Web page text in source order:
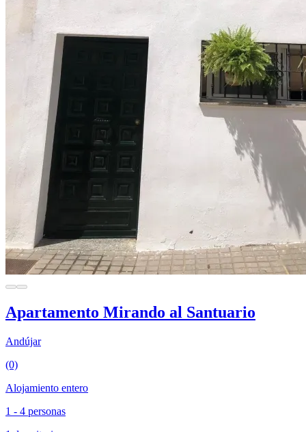
Apartamento Mirando al Santuario
Andújar
(0)
Alojamiento entero
1 - 4 personas